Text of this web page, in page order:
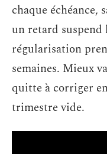
chaque échéance,
un retard suspend
régularisation
semaines. Mieux
quitte à corriger
trimestre vide.